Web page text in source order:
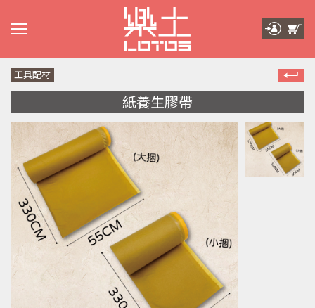
工具配材
紙養生膠帶